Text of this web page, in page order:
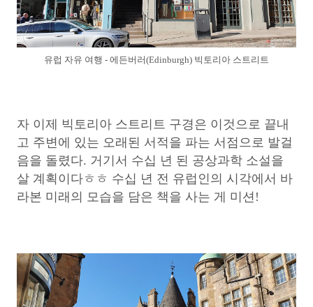
유럽 자유 여행 - 에든버러(Edinburgh) 빅토리아 스트리트
자 이제 빅토리아 스트리트 구경은 이것으로 끝내
고 주변에 있는 오래된 서적을 파는 서점으로 발걸
음을 돌렸다. 거기서 수십 년 된 공상과학 소설을
살 계획이다ㅎㅎ 수십 년 전 유럽인의 시각에서 바
라본 미래의 모습을 담은 책을 사는 게 미션!